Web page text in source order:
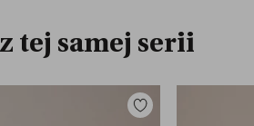
tej samej serii
Dodaj